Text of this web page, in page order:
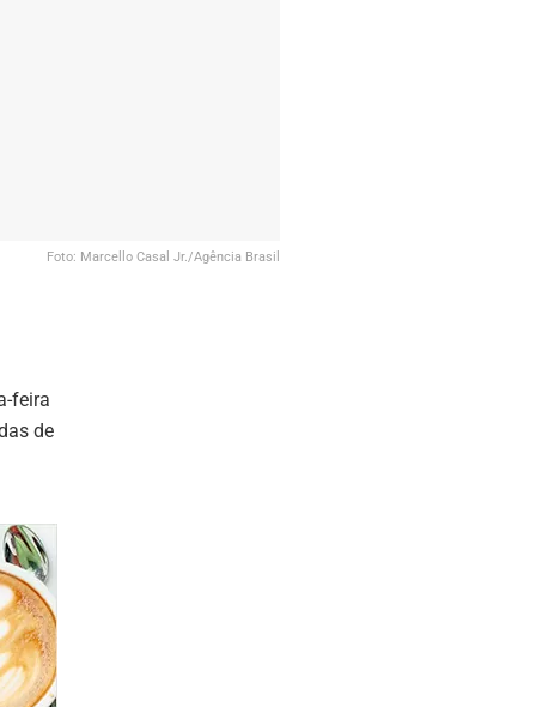
Foto: Marcello Casal Jr./Agência Brasil
feira
de